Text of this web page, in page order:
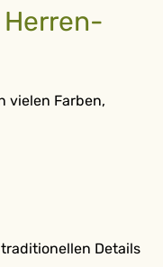
Herren-
vielen Farben,
Details